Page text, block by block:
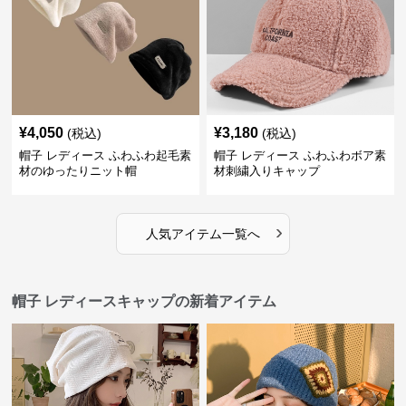
¥4,050 (税込)
帽子 レディース ふわふわ起毛素
材のゆったりニット帽
¥3,180 (税込)
帽子 レディース ふわふわボア素
材刺繍入りキャップ
人気アイテム一覧へ ›
帽子 レディースキャップの新着アイテム